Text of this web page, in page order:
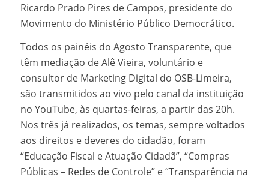
Ricardo Prado Pires de Campos, presidente do
Movimento do Ministério Público Democrático.
Todos os painéis do Agosto Transparente, que
têm mediação de Alê Vieira, voluntário e
consultor de Marketing Digital do OSB-Limeira,
são transmitidos ao vivo pelo canal da instituição
no YouTube, às quartas-feiras, a partir das 20h.
Nos três já realizados, os temas, sempre voltados
aos direitos e deveres do cidadão, foram
“Educação Fiscal e Atuação Cidadã”, “Compras
Públicas – Redes de Controle” e “Transparência na